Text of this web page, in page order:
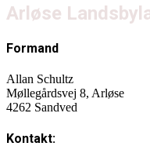
Arløse
Formand
Allan Schultz
Møllegårdsvej 8, Arløse
4262 Sandved
Kontakt: